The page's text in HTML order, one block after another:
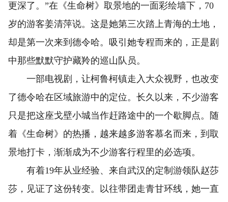
更深了。”在《生命树》取景地的一面彩绘墙下，70
岁的游客姜清萍说。这是她第三次踏上青海的土地，
却是第一次来到德令哈。吸引她专程而来的，正是剧
中那些默默守护藏羚的巡山队员。
一部电视剧，让柯鲁柯镇走入大众视野，也改变
了德令哈在区域旅游中的定位。长久以来，不少游客
只是把这座戈壁小城当作赶路途中的一个歇脚点。随
着《生命树》的热播，越来越多游客慕名而来，到取
景地打卡，渐渐成为不少游客行程里的必选项。
有着19年从业经验、来自武汉的定制游领队赵莎
莎，见证了这份转变。以往带团走青甘环线，她一直